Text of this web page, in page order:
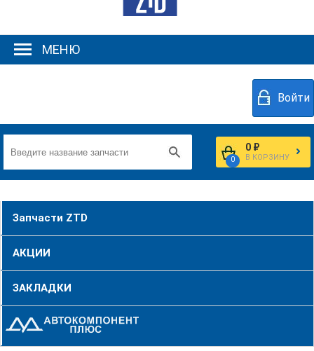
МЕНЮ
Войти
0
0 ₽
В КОРЗИНУ
Запчасти ZTD
АКЦИИ
ЗАКЛАДКИ